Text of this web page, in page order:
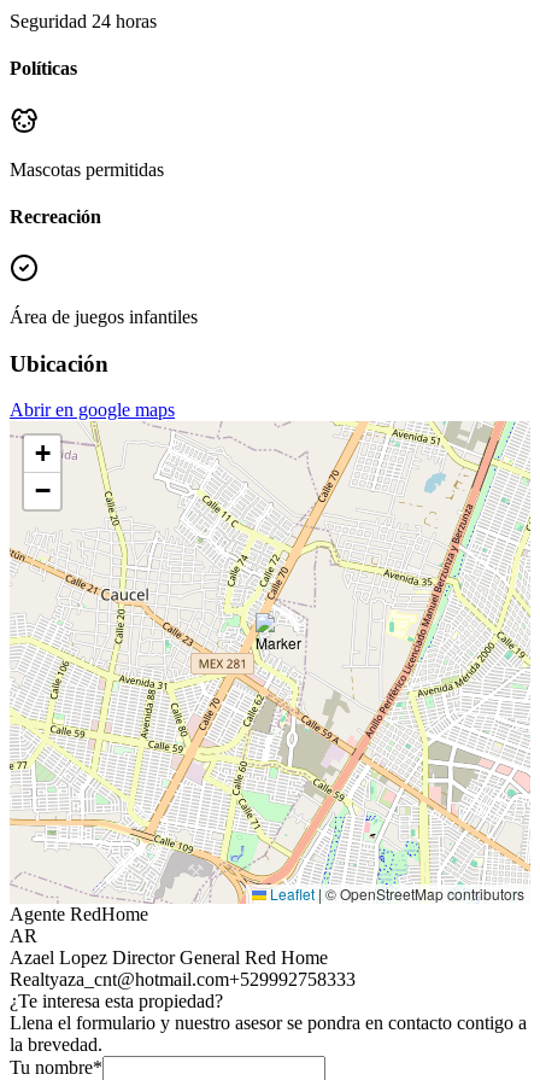
Seguridad 24 horas
Políticas
Mascotas permitidas
Recreación
Área de juegos infantiles
Ubicación
Abrir en google maps
+
−
Leaflet|© OpenStreetMap contributors
Agente RedHome
AR
Azael Lopez Director General Red Home
Realtyaza_cnt@hotmail.com+529992758333
¿Te interesa esta propiedad?
Llena el formulario y nuestro asesor se pondra en contacto contigo a
la brevedad.
Tu nombre*